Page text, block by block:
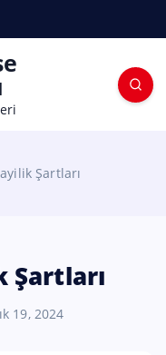
Şartları
Şartları
19, 2024